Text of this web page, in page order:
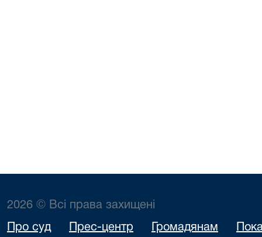
2026 © Всі права захищені
Про суд Прес-центр Громадянам